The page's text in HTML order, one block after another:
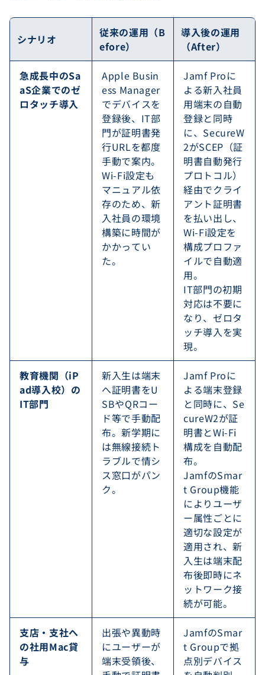
シナリオ
従来の運用（B
efore）
導入後の運用
（After）
急成長中のSa
aS企業でのゼ
ロタッチ導入
Apple Busin
ess Manager
でデバイスを
登録後、IT部
門が証明書発
行URLを都度
手動で案内。
Wi-Fi設定も
マニュアル依
存のため、新
入社員の環境
構築に時間が
かかってい
た。
Jamf Proに
よる新入社員
用端末の自動
登録と同時
に、SecureW
2がSCEP（証
明書自動発行
プロトコル）
経由でクライ
アント証明書
を払い出し、
Wi-Fi設定を
構成プロファ
イルで自動適
用。
IT部門の初期
対応は不要に
なり、ゼロタ
ッチ導入を実
現。
教育機関（iP
ad導入校）の
IT部門
新入生は端末
へ証明書をU
SBやQRコー
ド等で手動配
布。新学期に
は無線接続ト
ラブルで情シ
ス窓口がパン
ク。
Jamf Proに
よる端末登録
と同時に、Se
cureW2が証
明書とWi-Fi
構成を自動配
布。
JamfのSmar
t Group機能
によりユーザ
ー属性ごとに
適切な設定が
適用され、新
入生は端末配
布後即時にネ
ットワーク接
続が可能。
支店・支社へ
の社用Mac貸
与
出張や異動時
にユーザーが
端末受領後、
JamfのSmar
t Groupで拠
点別デバイス